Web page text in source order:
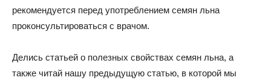
рекомендуется перед употреблением семян льна
проконсультироваться с врачом.
Делись статьей о полезных свойствах семян льна, а
также читай нашу предыдущую статью, в которой мы